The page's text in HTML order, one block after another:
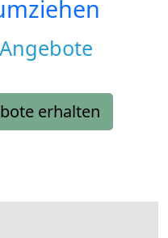
erhalten